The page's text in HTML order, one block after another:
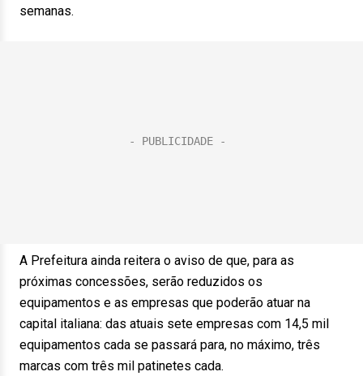
semanas.
A Prefeitura ainda reitera o aviso de que, para as
próximas concessões, serão reduzidos os
equipamentos e as empresas que poderão atuar na
capital italiana: das atuais sete empresas com 14,5 mil
equipamentos cada se passará para, no máximo, três
marcas com três mil patinetes cada.